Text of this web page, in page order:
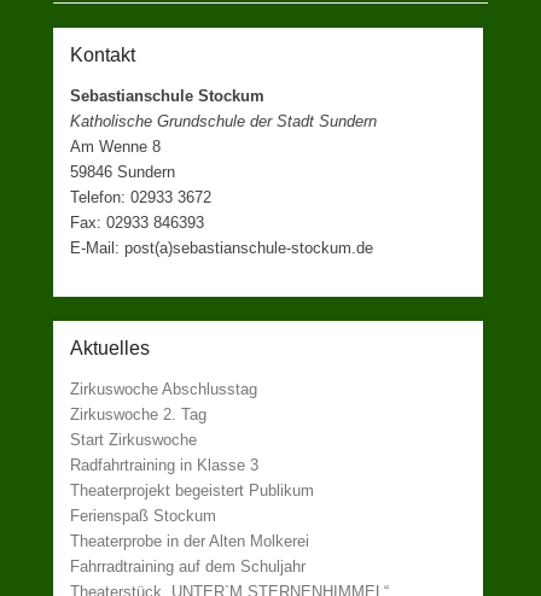
Kontakt
Sebastianschule Stockum
Katholische Grundschule der Stadt Sundern
Am Wenne 8
59846 Sundern
Telefon: 02933 3672
Fax: 02933 846393
E-Mail: post(a)sebastianschule-stockum.de
Aktuelles
Zirkuswoche Abschlusstag
Zirkuswoche 2. Tag
Start Zirkuswoche
Radfahrtraining in Klasse 3
Theaterprojekt begeistert Publikum
Ferienspaß Stockum
Theaterprobe in der Alten Molkerei
Fahrradtraining auf dem Schuljahr
Theaterstück „UNTER`M STERNENHIMMEL“